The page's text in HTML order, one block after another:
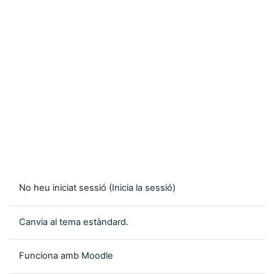
No heu iniciat sessió (Inicia la sessió)
Canvia al tema estàndard.
Funciona amb Moodle